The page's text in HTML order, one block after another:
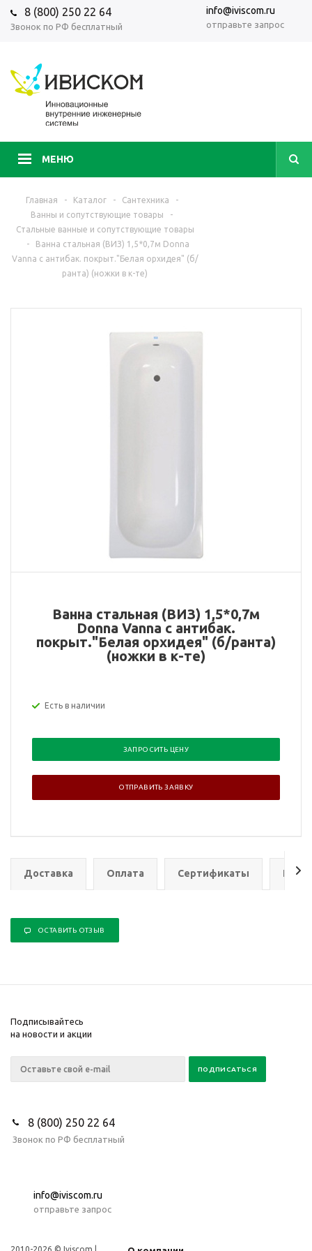
8 (800) 250 22 64
Звонок по РФ бесплатный
info@iviscom.ru
отправьте запрос
МЕНЮ
Главная - Каталог - Сантехника
-
Ванны и сопутствующие товары
-
Стальные ванные и сопутствующие товары
-
Ванна стальная (ВИЗ) 1,5*0,7м Donna
Vanna с антибак. покрыт."Белая орхидея" (б/
ранта) (ножки в к-те)
Ванна стальная (ВИЗ) 1,5*0,7м
Donna Vanna с антибак.
покрыт."Белая орхидея" (б/ранта)
(ножки в к-те)
Есть в наличии
ЗАПРОСИТЬ ЦЕНУ
ОТПРАВИТЬ ЗАЯВКУ
Доставка Оплата Сертификаты
ОСТАВИТЬ ОТЗЫВ
Подписывайтесь
на новости и акции
8 (800) 250 22 64
Звонок по РФ бесплатный
info@iviscom.ru
отправьте запрос